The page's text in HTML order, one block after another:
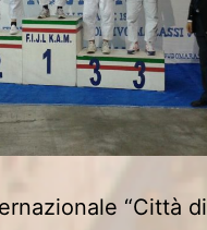
“Città di